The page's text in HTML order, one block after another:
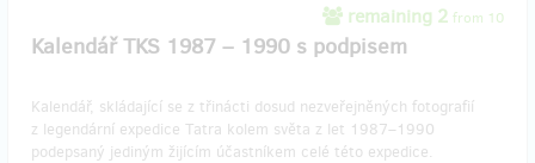
remaining 2 from 10
Kalendář TKS 1987 – 1990 s podpisem
Kalendář, skládající se z třinácti dosud nezveřejněných fotografií
z legendární expedice Tatra kolem světa z let 1987–1990
podepsaný jediným žijícím účastníkem celé této expedice.